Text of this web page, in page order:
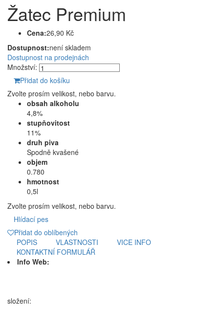
Žatec Premium
Cena:26,90 Kč
Dostupnost:není skladem
Dostupnost na prodejnách
Množství:
Přidat do košíku
Zvolte prosím velikost, nebo barvu.
obsah alkoholu
4,8%
stupňovitost
11%
druh piva
Spodně kvašené
objem
0.780
hmotnost
0,5l
Zvolte prosím velikost, nebo barvu.
Hlídací pes
Přidat do oblíbených
POPIS
VLASTNOSTI
VICE INFO
KONTAKTNÍ FORMULÁŘ
Info Web:
složení: